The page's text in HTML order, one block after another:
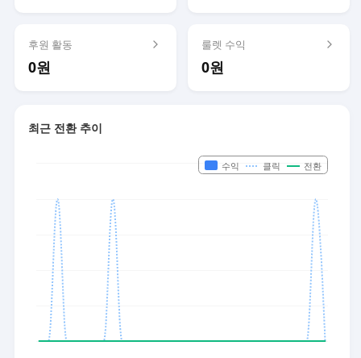
후원 활동
0원
룰렛 수익
0원
최근 전환 추이